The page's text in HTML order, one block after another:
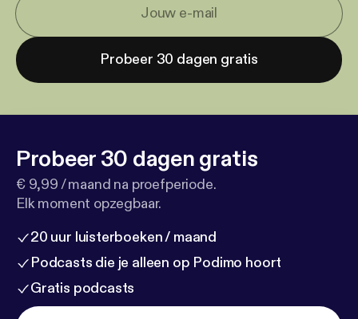
Probeer 30 dagen gratis
Probeer 30 dagen gratis
€ 9,99 / maand na proefperiode.
Elk moment opzegbaar.
20 uur luisterboeken / maand
Podcasts die je alleen op Podimo hoort
Gratis podcasts